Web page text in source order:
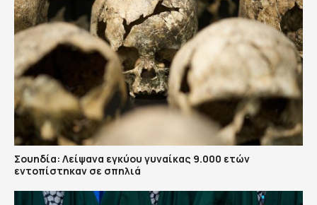
Σουηδία: Λείψανα εγκύου γυναίκας 9.000 ετών
εντοπίστηκαν σε σπηλιά